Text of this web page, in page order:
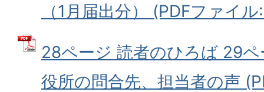
（1月届出分） (PDFファイ
28ページ 読者のひろば 29
役所の問合先、担当者の声